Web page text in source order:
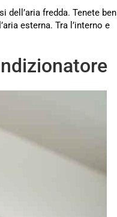
dell’aria fredda. Tenete ben
esterna. Tra l’interno e